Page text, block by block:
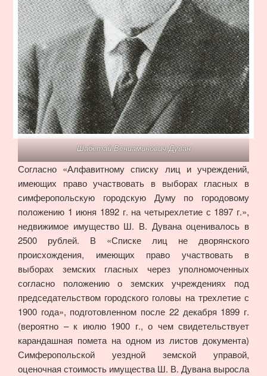
Шабетай Вениаминович Дуван
Согласно «Алфавитному списку лиц и учреждений,
имеющих право участвовать в выборах гласных в
симферопольскую городскую Думу по городовому
положению 1 июня 1892 г. на четырехлетие с 1897 г.»,
недвижимое имущество Ш. В. Дувана оценивалось в
2500 рублей. В «Списке лиц не дворянского
происхождения, имеющих право участвовать в
выборах земских гласных через уполномоченных
согласно положению о земских учреждениях под
председательством городского головы на трехлетие с
1900 года», подготовленном после 22 декабря 1899 г.
(вероятно – к июлю 1900 г., о чем свидетельствует
карандашная помета на одном из листов документа)
Симферопольской уездной земской управой,
оценочная стоимость имущества Ш. В. Дувана выросла